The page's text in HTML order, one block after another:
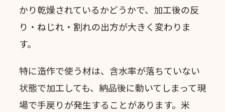
かり乾燥されているかどうかで、加工後の反
り・ねじれ・割れの出方が大きく変わりま
す。
特に造作で使う材は、含水率が落ちていない
状態で加工しても、納品後に動いてしまって現
場で手戻りが発生することがあります。米